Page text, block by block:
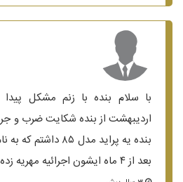
با سلام بنده با زنم مشکل
اردیبهشت از بنده شکایت ضرب و
بنده یه پراید مدل ۸۵
بعد از ۴ ماه ایشون اجرائیه مهریه زده...